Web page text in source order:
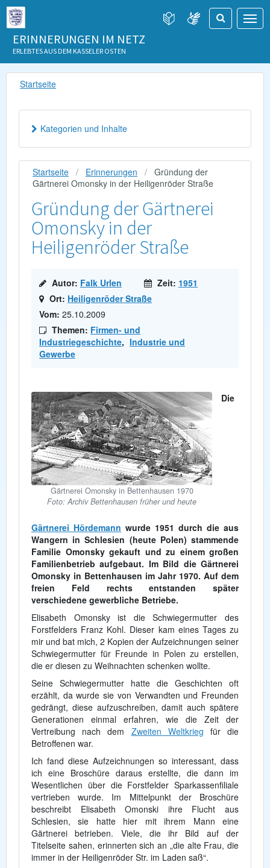
ERINNERUNGEN IM NETZ
ERLEBTES AUS DEM KASSELER OSTEN
Startseite
Startseite Erinnerungen
Gründung der
Gärtnerei Omonsky in der Heiligenröder Straße
Gründung der Gärtnerei
Omonsky in der
Heiligenröder Straße
Autor: Falk Urlen Zeit: 1951
Ort: Heiligenröder Straße
Vom: 25.10.2009
Themen: Firmen- und
Industriegeschichte, Industrie und
Gewerbe
Gärtnerei Omonsky in Bettenhausen 1970
Foto: Archiv Bettenhausen früher und heute
Die
Gärtnerei Hördemann wurde 1951 durch die aus
Wangern in Schlesien (heute Polen) stammende
Familie Omonsky gekauft und zu einem großen
Familienbetrieb aufgebaut. Im Bild die Gärtnerei
Omonsky in Bettenhausen im Jahr 1970. Auf dem
freien Feld rechts entstanden später
verschiedene gewerbliche Betriebe.
Elisabeth Omonsky ist die Schwiegermutter des
Forstfelders Franz Kohl. Dieser kam eines Tages zu
mir und bat mich, 2 Kopien der Aufzeichnungen seiner
Schwiegermutter für Freunde in Polen zu erstellen,
die er diesen zu Weihnachten schenken wollte.
Seine Schwiegermutter hatte die Geschichten oft
erzählt, da wurde sie von Verwandten und Freunden
gedrängt, diese aufzuschreiben, damit auch spätere
Generationen einmal erfahren, wie die Zeit der
Vertreibung nach dem Zweiten Weltkrieg für die
Betroffenen war.
Ich fand diese Aufzeichnungen so interessant, dass
ich eine Broschüre daraus erstellte, die dann im
Wesentlichen über die Forstfelder Sparkassenfiliale
vertrieben wurde. Im Mittelpunkt der Broschüre
beschreibt Elisabeth Omonski ihre Flucht aus
Schlesien, sie hatte hier mit ihrem Mann eine
Gärtnerei betrieben. Viele, die ihr Bild auf der
Titelseite sahen, erinnerten sich an „die alte Frau, die
immer in der Heiligenröder Str. im Laden saß“.
Kategorien und Inhalte